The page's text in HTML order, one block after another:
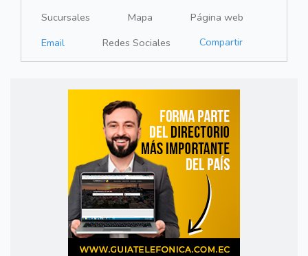
Sucursales Mapa
Página web
Email
Redes Sociales Compartir